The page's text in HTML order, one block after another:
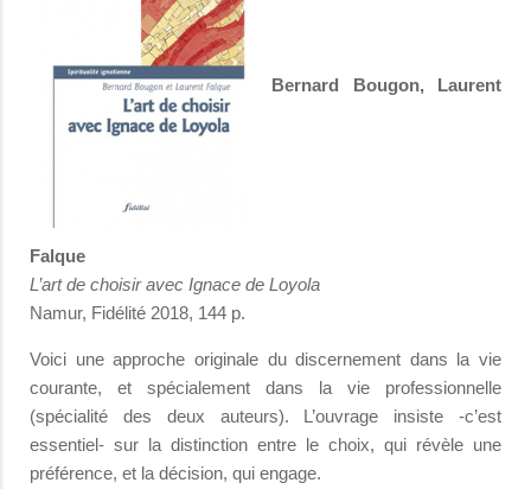
Bernard Bougon, Laurent
Falque
L’art de choisir avec Ignace de Loyola
Namur, Fidélité 2018, 144 p.
Voici une approche originale du discernement dans la vie
courante, et spécialement dans la vie professionnelle
(spécialité des deux auteurs). L’ouvrage insiste -c’est
essentiel- sur la distinction entre le choix, qui révèle une
préférence, et la décision, qui engage.